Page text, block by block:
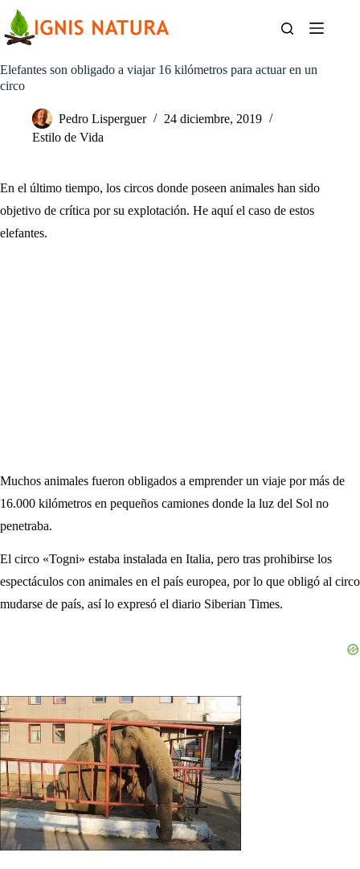
contenido
Elefantes son obligado a viajar 16 kilómetros para actuar en un
circo
Pedro Lisperguer
24 diciembre, 2019
Estilo de Vida
En el último tiempo, los circos donde poseen animales han sido
objetivo de crítica por su explotación. He aquí el caso de estos
elefantes.
Muchos animales fueron obligados a emprender un viaje por más de
16.000 kilómetros en pequeños camiones donde la luz del Sol no
penetraba.
El circo «Togni» estaba instalada en Italia, pero tras prohibirse los
espectáculos con animales en el país europea, por lo que obligó al circo
mudarse de país, así lo expresó el diario Siberian Times.